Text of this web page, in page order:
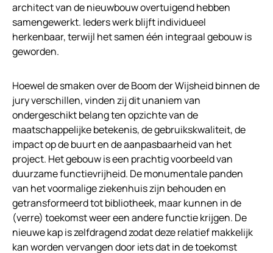
architect van de nieuwbouw overtuigend hebben
samengewerkt. Ieders werk blijft individueel
herkenbaar, terwijl het samen één integraal gebouw is
geworden.
Hoewel de smaken over de Boom der Wijsheid binnen de
jury verschillen, vinden zij dit unaniem van
ondergeschikt belang ten opzichte van de
maatschappelijke betekenis, de gebruikskwaliteit, de
impact op de buurt en de aanpasbaarheid van het
project. Het gebouw is een prachtig voorbeeld van
duurzame functievrijheid. De monumentale panden
van het voormalige ziekenhuis zijn behouden en
getransformeerd tot bibliotheek, maar kunnen in de
(verre) toekomst weer een andere functie krijgen. De
nieuwe kap is zelfdragend zodat deze relatief makkelijk
kan worden vervangen door iets dat in de toekomst